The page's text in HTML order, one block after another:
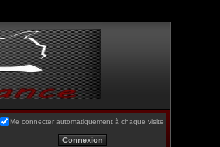
Me connecter automatiquement à chaque visite